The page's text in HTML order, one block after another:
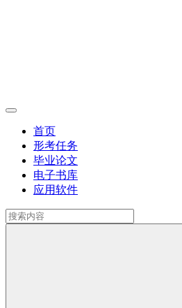
首页
形考任务
毕业论文
电子书库
应用软件